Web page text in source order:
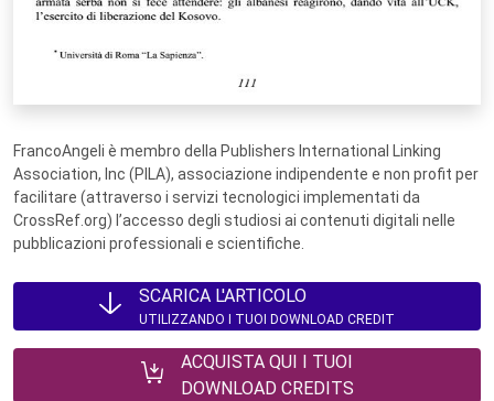
FrancoAngeli è membro della Publishers International Linking
Association, Inc (PILA), associazione indipendente e non profit per
facilitare (attraverso i servizi tecnologici implementati da
CrossRef.org) l’accesso degli studiosi ai contenuti digitali nelle
pubblicazioni professionali e scientifiche.
SCARICA L'ARTICOLO
UTILIZZANDO I TUOI DOWNLOAD CREDIT
ACQUISTA QUI I TUOI
DOWNLOAD CREDITS